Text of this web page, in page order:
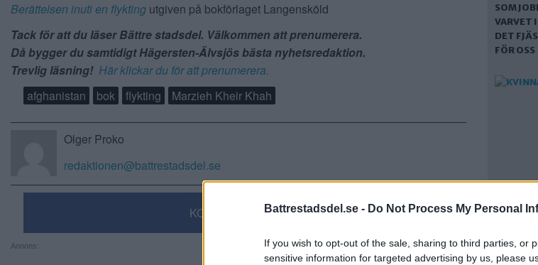
Battrestadsdel.se - Do Not Process My Personal
If you wish to opt-out of the sale, sharing to third parties, or
sensitive information for targeted advertising by us, please
Berättelsen inuti en flykting utgiven på bokförlaget Langensköld
Tack för att du läser Bättre stadsdel. Välkommen att prenumerera.
Då bygger du samtidigt Hägersten-Älvsjös bästa nyhetsredaktion.
Trevlig läsning! Här klickar du för att prenumerera.
afghanistan
bok flykting Marzieh Kheir Khah
Olger Proko
redaktionen@battrestadsdel.se
KOMMENTERA
Annons:
SOM
VARVET
DET
FÖR OSS